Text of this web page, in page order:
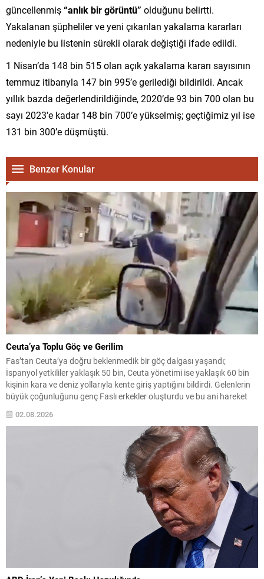
güncellenmiş“anlık bir görüntü” olduğunu belirtti.
Yakalanan şüpheliler ve yeni çıkarılan yakalama kararları
nedeniyle bu listenin sürekli olarak değiştiği ifade edildi.
1 Nisan’da 148 bin 515 olan açık yakalama kararı sayısının
temmuz itibarıyla 147 bin 995’e gerilediği bildirildi. Ancak
yıllık bazda değerlendirildiğinde, 2020’de 93 bin 700 olan bu
sayı 2023’e kadar 148 bin 700’e yükselmiş; geçtiğimiz yıl ise
131 bin 300’e düşmüştü.
Benzer Konular
Ceuta’ya Toplu Göç ve Gerilim
Fas’tan Ceuta’ya doğru beklenmedik bir göç dalgası yaşandı;
İspanyol yetkililer yaklaşık 50 bin, Ceuta yönetimi ise yaklaşık 60 bin
kişinin kara ve deniz yollarıyla kente giriş yaptığını bildirdi. Gelenlerin
büyük çoğunluğunu genç Faslı erkekler oluşturdu ve bu ani hareket
olduğu...
02.08.2026